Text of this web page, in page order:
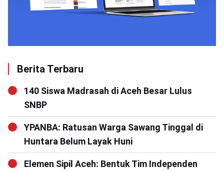
Berita Terbaru
140 Siswa Madrasah di Aceh Besar Lulus
SNBP
YPANBA: Ratusan Warga Sawang Tinggal di
Huntara Belum Layak Huni
Elemen Sipil Aceh: Bentuk Tim Independen